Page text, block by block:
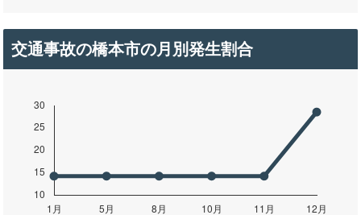
交通事故の橋本市の月別発生割合